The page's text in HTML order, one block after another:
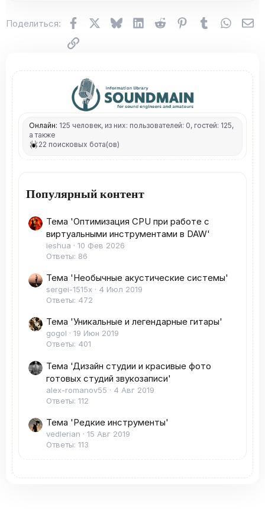
Поделиться: FacebookX (Twitter)
BlueskyLinkedInReddit Pinterest
Tumblr
Ссылка
Онлайн: 125 человек, из них: пользователей: 0, гостей: 125,
а также
22 поисковых бота(ов)
Популярный контент
Тема 'Оптимизация CPU при работе с
виртуальными инструментами в DAW'
ieshua
10 Фев 2026
Ответы: 86
Тема 'Необычные акустические системы'
sergei-1515x
4 Июл 2019
Ответы: 472
Тема 'Уникальные и легендарные гитары'
gogol
19 Июн 2019
Ответы: 401
Тема 'Дизайн студии и красивые фото
готовых студий звукозаписи'
alex-romanov55
4 Авг 2019
Ответы: 112
Тема 'Редкие инструменты'
vedlerian
15 Авг 2019
Ответы: 113